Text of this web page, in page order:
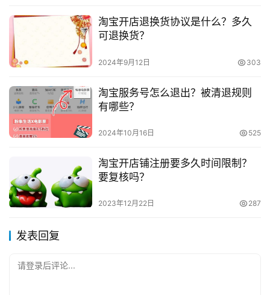
淘宝开店退换货协议是什么？多久
可退换货？
2024年9月12日 303
淘宝服务号怎么退出？被清退规则
有哪些？
2024年10月16日 525
淘宝开店铺注册要多久时间限制？
要复核吗？
2023年12月22日 287
发表回复
请登录后评论...